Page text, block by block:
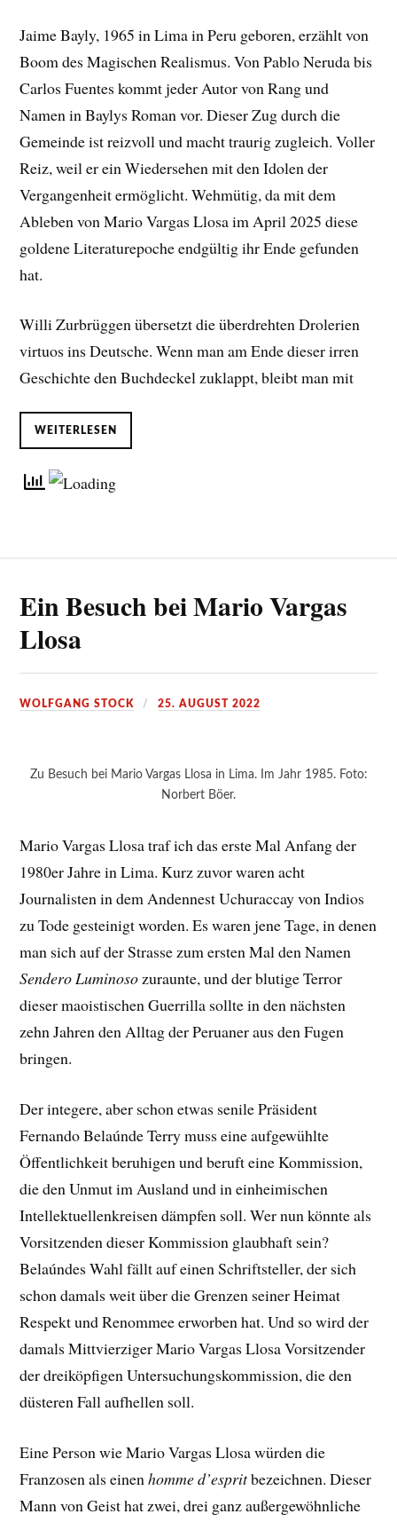
Jaime Bayly, 1965 in Lima in Peru geboren, erzählt von
Boom des Magischen Realismus. Von Pablo Neruda bis
Carlos Fuentes kommt jeder Autor von Rang und
Namen in Baylys Roman vor. Dieser Zug durch die
Gemeinde ist reizvoll und macht traurig zugleich. Voller
Reiz, weil er ein Wiedersehen mit den Idolen der
Vergangenheit ermöglicht. Wehmütig, da mit dem
Ableben von Mario Vargas Llosa im April 2025 diese
goldene Literaturepoche endgültig ihr Ende gefunden
hat.
Willi Zurbrüggen übersetzt die überdrehten Drolerien
virtuos ins Deutsche. Wenn man am Ende dieser irren
Geschichte den Buchdeckel zuklappt, bleibt man mit
WEITERLESEN
Ein Besuch bei Mario Vargas
Llosa
WOLFGANG STOCK 25. AUGUST 2022
Zu Besuch bei Mario Vargas Llosa in Lima. Im Jahr 1985. Foto:
Norbert Böer.
Mario Vargas Llosa traf ich das erste Mal Anfang der
1980er Jahre in Lima. Kurz zuvor waren acht
Journalisten in dem Andennest Uchuraccay von Indios
zu Tode gesteinigt worden. Es waren jene Tage, in denen
man sich auf der Strasse zum ersten Mal den Namen
Sendero Luminosozuraunte, und der blutige Terror
dieser maoistischen Guerrilla sollte in den nächsten
zehn Jahren den Alltag der Peruaner aus den Fugen
bringen.
Der integere, aber schon etwas senile Präsident
Fernando Belaúnde Terry muss eine aufgewühlte
Öffentlichkeit beruhigen und beruft eine Kommission,
die den Unmut im Ausland und in einheimischen
Intellektuellenkreisen dämpfen soll. Wer nun könnte als
Vorsitzenden dieser Kommission glaubhaft sein?
Belaúndes Wahl fällt auf einen Schriftsteller, der sich
schon damals weit über die Grenzen seiner Heimat
Respekt und Renommee erworben hat. Und so wird der
damals Mittvierziger Mario Vargas Llosa Vorsitzender
der dreiköpfigen Untersuchungskommission, die den
düsteren Fall aufhellen soll.
Eine Person wie Mario Vargas Llosa würden die
Franzosen als einenhomme d’espritbezeichnen. Dieser
Mann von Geist hat zwei, drei ganz außergewöhnliche